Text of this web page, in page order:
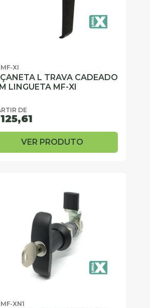
XI
L TRAVA CADEADO
LINGUETA MF-XI
DE
125,61
VER PRODUTO
XN1